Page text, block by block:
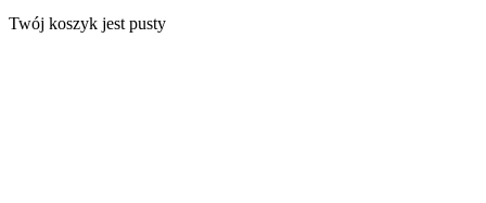
Twój koszyk jest pusty